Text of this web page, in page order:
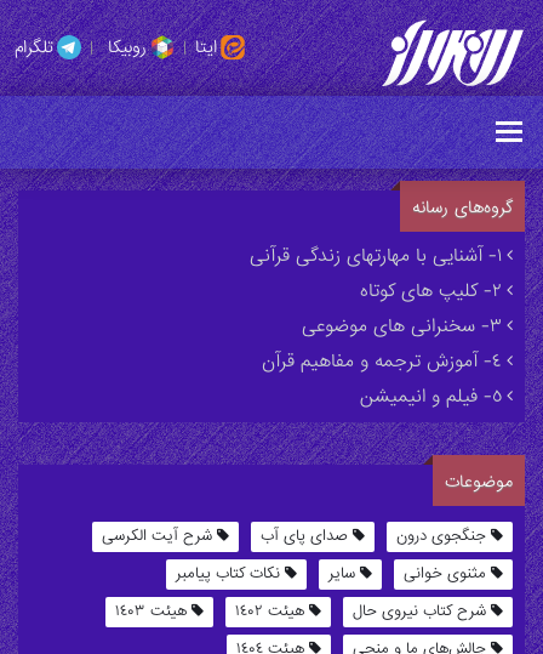
ایتا | روبیکا | تلگرام
گروه‌های رسانه
١- آشنایی با مهارتهای زندگی قرآنی
٢- کلیپ های کوتاه
٣- سخنرانی های موضوعی
٤- آموزش ترجمه و مفاهیم قرآن
٥- فیلم و انیمیشن
موضوعات
جنگجوی درون صدای پای آب
شرح آیت الکرسی
مثنوی خوانی
سایر
نکات کتاب پیامبر
شرح کتاب نیروی حال
هیئت ١٤٠٢
هیئت ١٤٠٣
چالش‌های ما و منجی
هیئت ١٤٠٤